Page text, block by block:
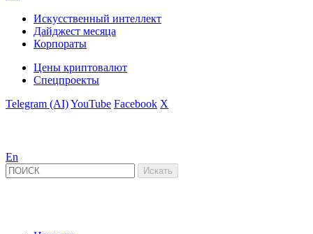
Искусственный интеллект
Дайджест месяца
Корпораты
Цены криптовалют
Спецпроекты
Telegram (AI)YouTube Facebook X
En